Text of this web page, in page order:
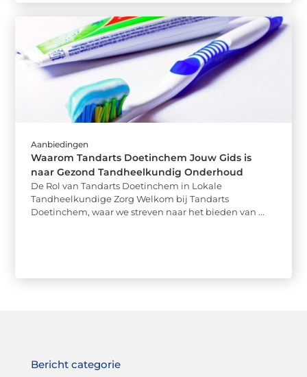
Aanbiedingen
Waarom Tandarts Doetinchem Jouw Gids is
naar Gezond Tandheelkundig Onderhoud
De Rol van Tandarts Doetinchem in Lokale
Tandheelkundige Zorg Welkom bij Tandarts
Doetinchem, waar we streven naar het bieden van ...
Bericht categorie